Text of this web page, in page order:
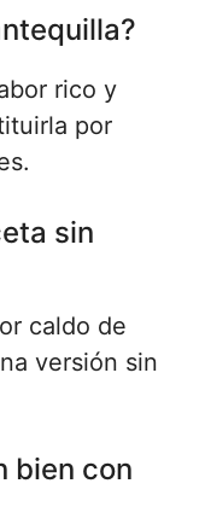
rico y
por
sin
caldo de
versión sin
bien con